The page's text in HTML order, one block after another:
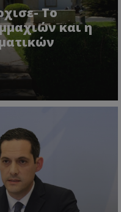
Το
και η
Microsoft Corporation
YouTube
.youtube.com